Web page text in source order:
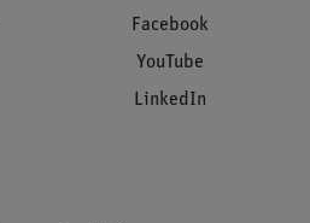
Facebook
YouTube
LinkedIn